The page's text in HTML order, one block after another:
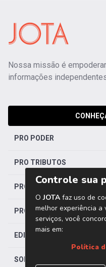
Nossa missão é
informações
PRO PODER
PRO TRIBUTOS
PRO TRABALHISTA
PRO SAÚDE
EDITORIAS
SOBRE O JOTA